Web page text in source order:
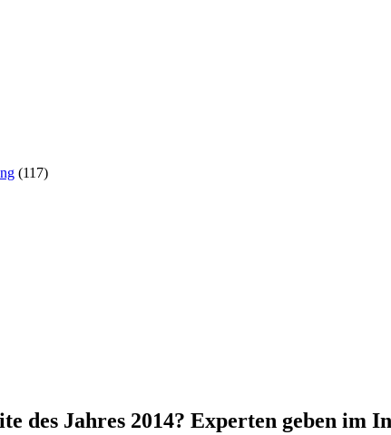
(117)
des Jahres 2014? Experten geben im